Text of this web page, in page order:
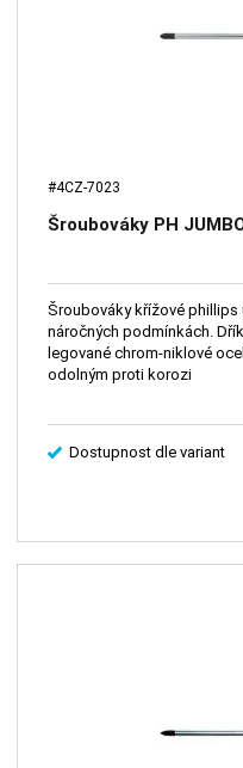
#4CZ-7023
Šroubováky PH
Šroubováky křížové phillips
náročných podmínkách.
legované chrom-niklové
odolným proti korozi
Dostupnost dle variant